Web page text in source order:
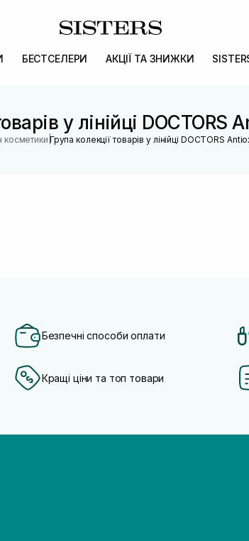
БЕСТСЕЛЕРИ АКЦІЇ ТА ЗНИЖКИ
у лінійці DOCTORS
косметики |Група колекції товарів у лінійці DOCTORS
Безпечні способи оплати
Кращі ціни та топ товари